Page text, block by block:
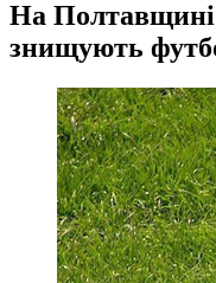
На Полтавщині
знищують